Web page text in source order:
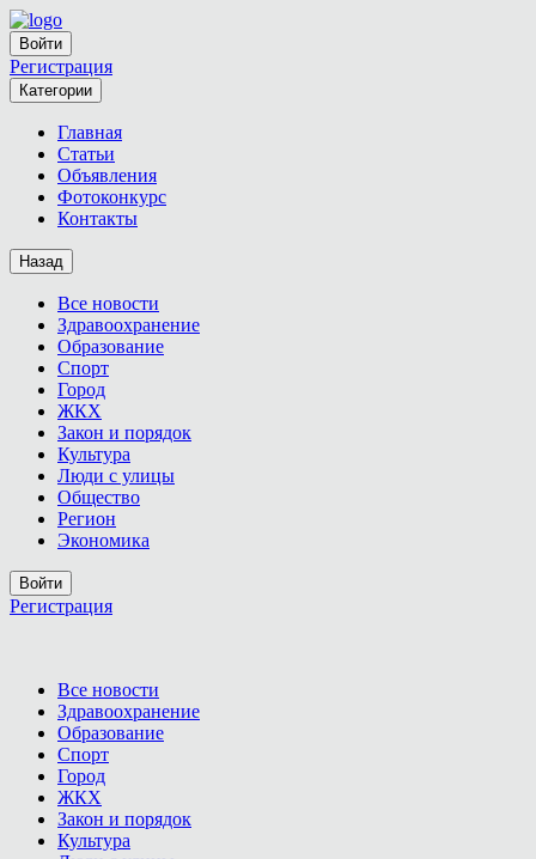
Войти
Регистрация
Категории
Главная
Статьи
Объявления
Фотоконкурс
Контакты
Назад
Все новости
Здравоохранение
Образование
Спорт
Город
ЖКХ
Закон и порядок
Культура
Люди с улицы
Общество
Регион
Экономика
Войти
Регистрация
Все новости
Здравоохранение
Образование
Спорт
Город
ЖКХ
Закон и порядок
Культура